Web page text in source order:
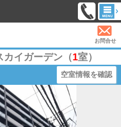
お問合せ
カイガーデン（1室）
空室情報を確認